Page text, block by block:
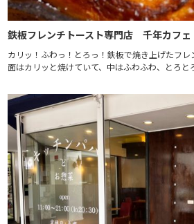
鉄板フレンチトースト専門店 千年カフェ
カリッ！ふわっ！とろっ！鉄板で焼き上げたフレ
面はカリッと焼けていて、中はふわふわ、とろ